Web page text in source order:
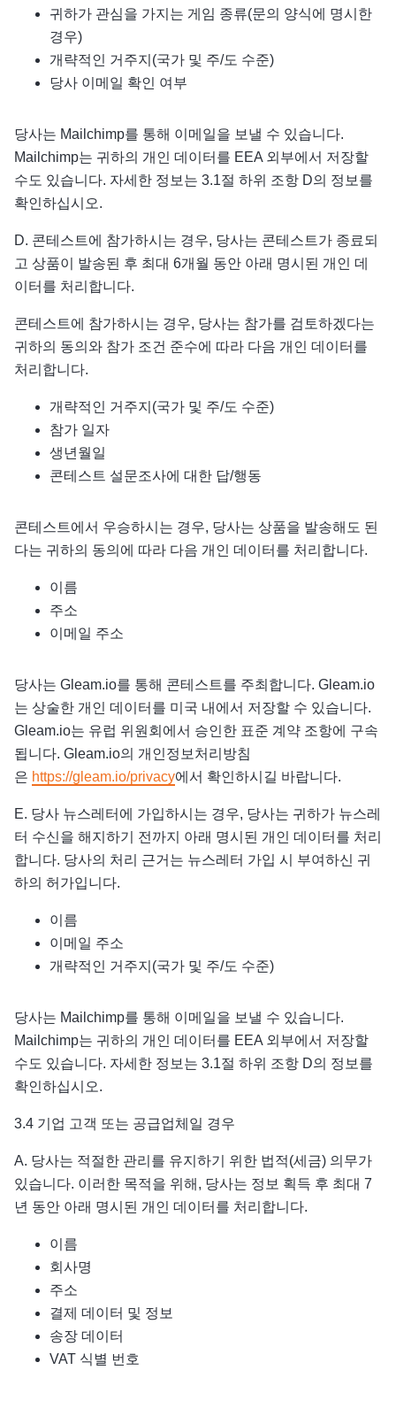
귀하가 관심을 가지는 게임 종류(문의 양식에 명시한
경우)
개략적인 거주지(국가 및 주/도 수준)
당사 이메일 확인 여부
당사는 Mailchimp를 통해 이메일을 보낼 수 있습니다.
Mailchimp는 귀하의 개인 데이터를 EEA 외부에서 저장할
수도 있습니다. 자세한 정보는 3.1절 하위 조항 D의 정보를
확인하십시오.
D. 콘테스트에 참가하시는 경우, 당사는 콘테스트가 종료되
고 상품이 발송된 후 최대 6개월 동안 아래 명시된 개인 데
이터를 처리합니다.
콘테스트에 참가하시는 경우, 당사는 참가를 검토하겠다는
귀하의 동의와 참가 조건 준수에 따라 다음 개인 데이터를
처리합니다.
개략적인 거주지(국가 및 주/도 수준)
참가 일자
생년월일
콘테스트 설문조사에 대한 답/행동
콘테스트에서 우승하시는 경우, 당사는 상품을 발송해도 된
다는 귀하의 동의에 따라 다음 개인 데이터를 처리합니다.
이름
주소
이메일 주소
당사는 Gleam.io를 통해 콘테스트를 주최합니다. Gleam.io
는 상술한 개인 데이터를 미국 내에서 저장할 수 있습니다.
Gleam.io는 유럽 위원회에서 승인한 표준 계약 조항에 구속
됩니다. Gleam.io의 개인정보처리방침
은 https://gleam.io/privacy에서 확인하시길 바랍니다.
E. 당사 뉴스레터에 가입하시는 경우, 당사는 귀하가 뉴스레
터 수신을 해지하기 전까지 아래 명시된 개인 데이터를 처리
합니다. 당사의 처리 근거는 뉴스레터 가입 시 부여하신 귀
하의 허가입니다.
이름
이메일 주소
개략적인 거주지(국가 및 주/도 수준)
당사는 Mailchimp를 통해 이메일을 보낼 수 있습니다.
Mailchimp는 귀하의 개인 데이터를 EEA 외부에서 저장할
수도 있습니다. 자세한 정보는 3.1절 하위 조항 D의 정보를
확인하십시오.
3.4 기업 고객 또는 공급업체일 경우
A. 당사는 적절한 관리를 유지하기 위한 법적(세금) 의무가
있습니다. 이러한 목적을 위해, 당사는 정보 획득 후 최대 7
년 동안 아래 명시된 개인 데이터를 처리합니다.
이름
회사명
주소
결제 데이터 및 정보
송장 데이터
VAT 식별 번호